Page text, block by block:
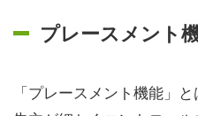
プレースメント
「プレースメント機能」